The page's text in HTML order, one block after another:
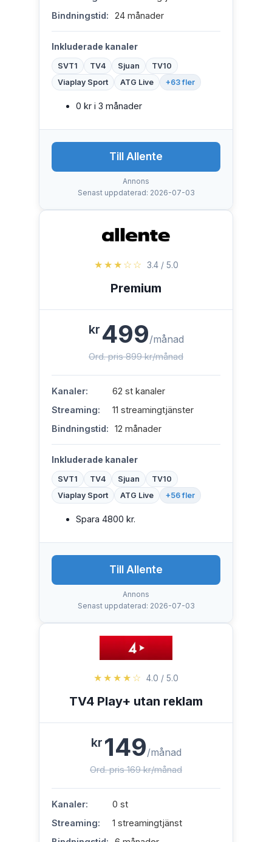
Bindningstid:
24 månader
Inkluderade kanaler
SVT1 TV4 Sjuan
TV10
Viaplay Sport
ATG Live +63 fler
0 kr i 3 månader
Till Allente
Annons
Senast uppdaterad: 2026-07-03
★★★☆☆ 3.4 / 5.0
Premium
kr 499/månad
Ord. pris 899 kr/månad
Kanaler:
62 st kanaler
Streaming:
11 streamingtjänster
Bindningstid:
12 månader
Inkluderade kanaler
SVT1 TV4 Sjuan
TV10
Viaplay Sport
ATG Live +56 fler
Spara 4800 kr.
Till Allente
Annons
Senast uppdaterad: 2026-07-03
★★★★☆ 4.0 / 5.0
TV4 Play+ utan reklam
kr 149/månad
Ord. pris 169 kr/månad
Kanaler:
0 st
Streaming:
1 streamingtjänst